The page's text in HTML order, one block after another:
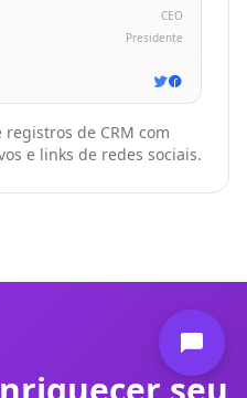
CEO
Presidente
de CRM com
e links de redes sociais.